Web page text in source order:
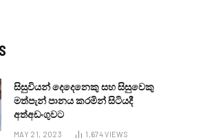
සිසුවියන් දෙදෙනෙකු සහ සිසුවෙකු
මත්පැන් පානය කරමින් සිටියදී
අත්අඩංගුවට
MAY 21, 2023 1,674VIEWS